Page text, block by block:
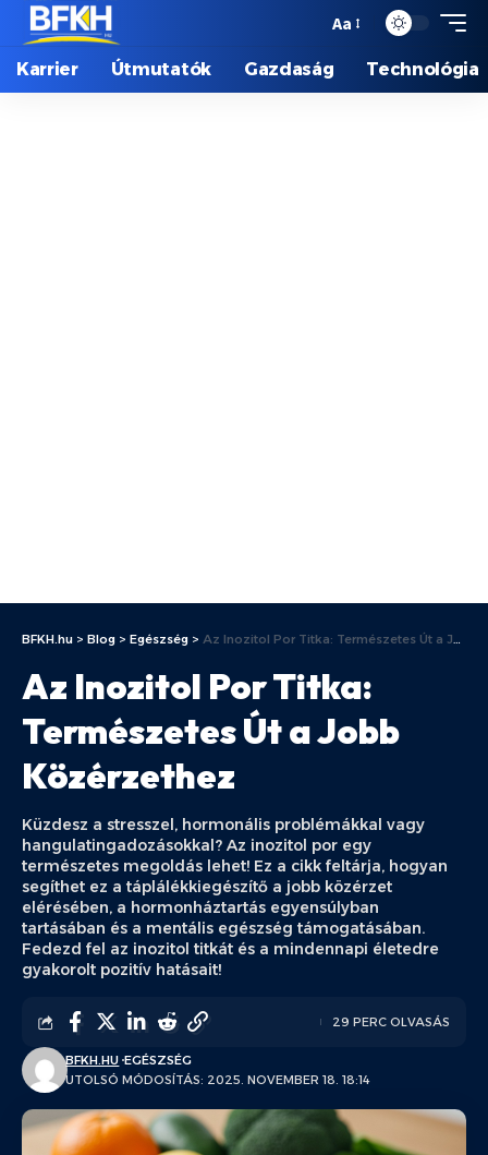
Aa
Karrier Útmutatók Gazdaság Technológia
BFKH.hu > Blog > Egészség > Az Inozitol Por Titka: Természetes Út a Jobb Közérzethez
Az Inozitol Por Titka:
Természetes Út a Jobb
Közérzethez
Küzdesz a stresszel, hormonális problémákkal vagy
hangulatingadozásokkal? Az inozitol por egy
természetes megoldás lehet! Ez a cikk feltárja, hogyan
segíthet ez a táplálékkiegészítő a jobb közérzet
elérésében, a hormonháztartás egyensúlyban
tartásában és a mentális egészség támogatásában.
Fedezd fel az inozitol titkát és a mindennapi életedre
gyakorolt pozitív hatásait!
UTOLSÓ MÓDOSÍTÁS: 2025. NOVEMBER 18. 18:14
BFKH.HU EGÉSZSÉG
29 PERC OLVASÁS